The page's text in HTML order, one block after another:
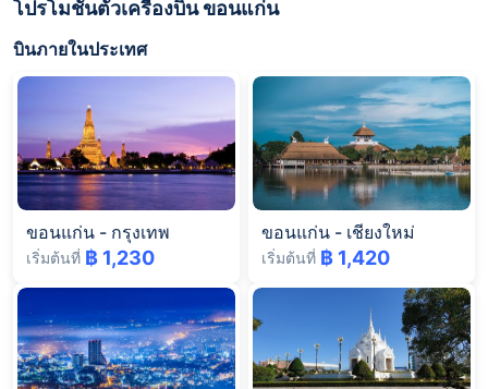
โปรโมชั่นตั๋วเครื่องบิน ขอนแก่น
บินภายในประเทศ
ขอนแก่น - กรุงเทพ
เริ่มต้นที่ ฿ 1,230
ขอนแก่น - เชียงใหม่
เริ่มต้นที่ ฿ 1,420